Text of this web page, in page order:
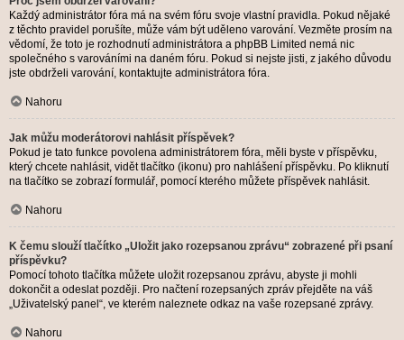
Každý administrátor fóra má na svém fóru svoje vlastní pravidla. Pokud nějaké
z těchto pravidel porušíte, může vám být uděleno varování. Vezměte prosím na
vědomí, že toto je rozhodnutí administrátora a phpBB Limited nemá nic
společného s varováními na daném fóru. Pokud si nejste jisti, z jakého důvodu
jste obdrželi varování, kontaktujte administrátora fóra.
Nahoru
Jak můžu moderátorovi nahlásit příspěvek?
Pokud je tato funkce povolena administrátorem fóra, měli byste v příspěvku,
který chcete nahlásit, vidět tlačítko (ikonu) pro nahlášení příspěvku. Po kliknutí
na tlačítko se zobrazí formulář, pomocí kterého můžete příspěvek nahlásit.
Nahoru
K čemu slouží tlačítko „Uložit jako rozepsanou zprávu“ zobrazené při psaní
příspěvku?
Pomocí tohoto tlačítka můžete uložit rozepsanou zprávu, abyste ji mohli
dokončit a odeslat později. Pro načtení rozepsaných zpráv přejděte na váš
„Uživatelský panel“, ve kterém naleznete odkaz na vaše rozepsané zprávy.
Nahoru